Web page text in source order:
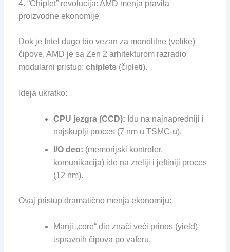
4. “Chiplet” revolucija: AMD menja pravila
proizvodne ekonomije
Dok je Intel dugo bio vezan za monolitne (velike)
čipove, AMD je sa Zen 2 arhitekturom razradio
modularni pristup: chiplets(čipleti).
Ideja ukratko:
CPU jezgra (CCD): Idu na najnapredniji i
najskuplji proces (7 nm u TSMC-u).
I/O deo: (memorijski kontroler,
komunikacija) ide na zreliji i jeftiniji proces
(12 nm).
Ovaj pristup dramatično menja ekonomiju:
Manji „core“ die znači veći prinos (yield)
ispravnih čipova po vaferu.